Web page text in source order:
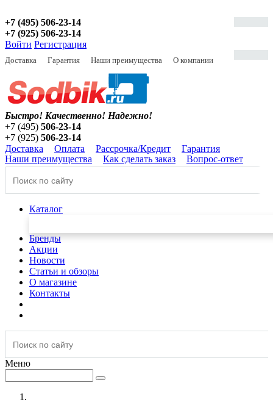
+7 (495) 506-23-14
+7 (925) 506-23-14
Войти Регистрация
Доставка Гарантия Наши преимущества О компании
Быстро! Качественно! Надежно!
+7 (495) 506-23-14
+7 (925) 506-23-14
Доставка
Оплата Рассрочка/Кредит
Гарантия
Наши преимущества
Как сделать заказ Вопрос-ответ
Каталог
Бренды
Акции
Новости
Статьи и обзоры
О магазине
Контакты
Меню